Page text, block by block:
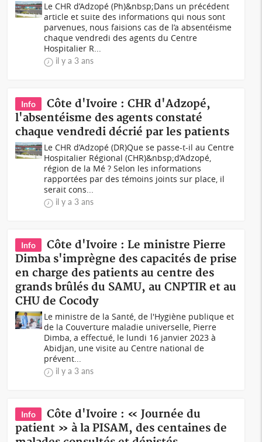
Le CHR d’Adzopé (Ph)&nbsp;Dans un précédent
article et suite des informations qui nous sont
parvenues, nous faisions cas de l’a absentéisme
chaque vendredi des agents du Centre
Hospitalier R...
il y a 3 ans
Info
Côte d'Ivoire : CHR d'Adzopé,
l'absentéisme des agents constaté
chaque vendredi décrié par les patients
Le CHR d’Adzopé (DR)Que se passe-t-il au Centre
Hospitalier Régional (CHR)&nbsp;d’Adzopé,
région de la Mé ? Selon les informations
rapportées par des témoins joints sur place, il
serait cons...
il y a 3 ans
Info
Côte d'Ivoire : Le ministre Pierre
Dimba s'imprègne des capacités de prise
en charge des patients au centre des
grands brûlés du SAMU, au CNPTIR et au
CHU de Cocody
Le ministre de la Santé, de l'Hygiène publique et
de la Couverture maladie universelle, Pierre
Dimba, a effectué, le lundi 16 janvier 2023 à
Abidjan, une visite au Centre national de
prévent...
il y a 3 ans
Info
Côte d'Ivoire : « Journée du
patient » à la PISAM, des centaines de